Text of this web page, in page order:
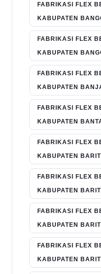
FABRIKASI FLEX
KABUPATEN
FABRIKASI FLEX
KABUPATEN
FABRIKASI FLEX
KABUPATEN
FABRIKASI FLEX
KABUPATEN
FABRIKASI FLEX
KABUPATEN
FABRIKASI FLEX
KABUPATEN
FABRIKASI FLEX
KABUPATEN
FABRIKASI FLEX
KABUPATEN